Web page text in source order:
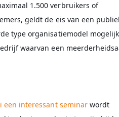
1.500 verbruikers of
geldt de eis van een
type organisatiemodel
waarvan een
een interessant seminarwordt